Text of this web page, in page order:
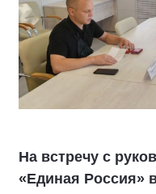
На встречу с
«Единая Россия»